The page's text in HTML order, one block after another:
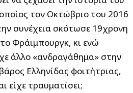
τον Οκτώβριο του 2016
συνέχεια σκότωσε 19χρονη
Φράιμπουργκ, κι ενώ
άλλο «ανδραγάθημα» στην
Ελληνίδας φοιτήτριας,
είχε τραυματίσει;